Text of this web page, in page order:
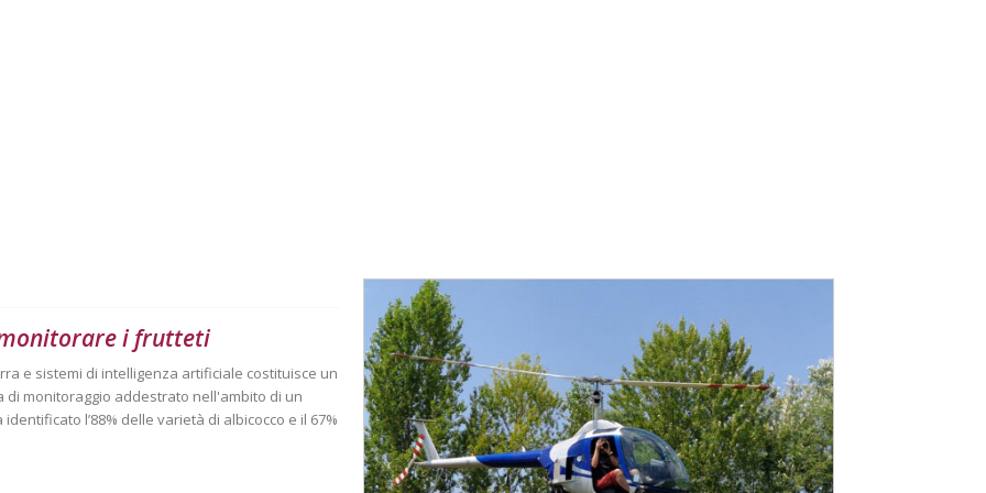
i frutteti
e sistemi di intelligenza artificiale costituisce un
monitoraggio addestrato nell'ambito di un
l’88% delle varietà di albicocco e il 67%